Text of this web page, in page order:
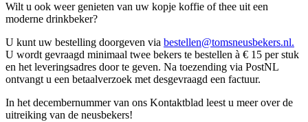
Wilt u ook weer genieten van uw kopje koffie of thee uit een
moderne drinkbeker?
U kunt uw bestelling doorgeven via bestellen@tomsneusbekers.nl.
U wordt gevraagd minimaal twee bekers te bestellen à € 15 per stuk
en het leveringsadres door te geven. Na toezending via PostNL
ontvangt u een betaalverzoek met desgevraagd een factuur.
In het decembernummer van ons Kontaktblad leest u meer over de
uitreiking van de neusbekers!